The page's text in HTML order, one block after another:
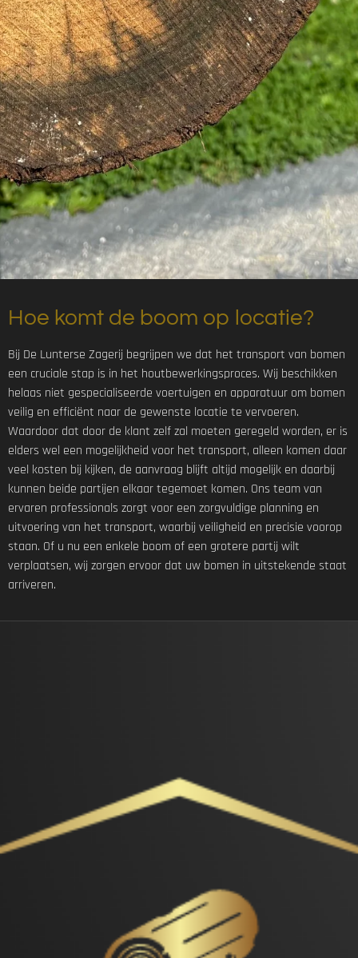
Hoe komt de boom op locatie?
Bij De Lunterse Zagerij begrijpen we dat het transport van bomen
een cruciale stap is in het houtbewerkingsproces. Wij beschikken
helaas niet gespecialiseerde voertuigen en apparatuur om bomen
veilig en efficiënt naar de gewenste locatie te vervoeren.
Waardoor dat door de klant zelf zal moeten geregeld worden, er is
elders wel een mogelijkheid voor het transport, alleen komen daar
veel kosten bij kijken, de aanvraag blijft altijd mogelijk en daarbij
kunnen beide partijen elkaar tegemoet komen. Ons team van
ervaren professionals zorgt voor een zorgvuldige planning en
uitvoering van het transport, waarbij veiligheid en precisie voorop
staan. Of u nu een enkele boom of een grotere partij wilt
verplaatsen, wij zorgen ervoor dat uw bomen in uitstekende staat
arriveren.